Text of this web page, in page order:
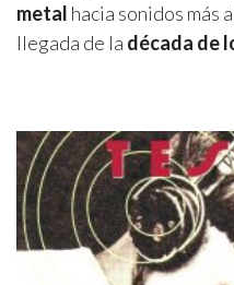
metal hacia sonidos más
llegada de la década de